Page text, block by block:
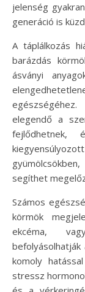
jelenség
generáció is
A táplálkozás
barázdás
ásványi
elegendő a
fejlődhetnek,
segíthet
Számos
körmök
ekcéma,
komoly
stressz